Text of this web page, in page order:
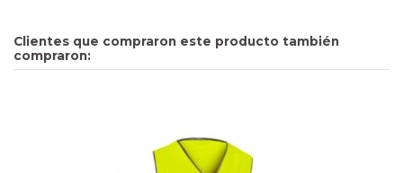
Clientes que compraron este producto también
compraron: